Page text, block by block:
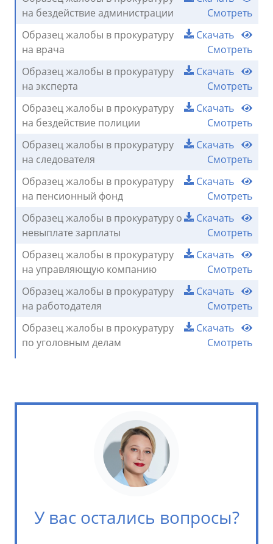
на бездействие администрации
Смотреть
Образец жалобы в прокуратуру
на врача
Скачать
Смотреть
Образец жалобы в прокуратуру
на эксперта
Скачать
Смотреть
Образец жалобы в прокуратуру
на бездействие полиции
Скачать
Смотреть
Образец жалобы в прокуратуру
на следователя
Скачать
Смотреть
Образец жалобы в прокуратуру
на пенсионный фонд
Скачать
Смотреть
Образец жалобы в прокуратуру о
невыплате зарплаты
Скачать
Смотреть
Образец жалобы в прокуратуру
на управляющую компанию
Скачать
Смотреть
Образец жалобы в прокуратуру
на работодателя
Скачать
Смотреть
Образец жалобы в прокуратуру
по уголовным делам
Скачать
Смотреть
У вас остались вопросы?